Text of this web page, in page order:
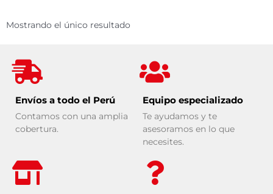
Mostrando el único resultado
Envíos a todo el Perú
Contamos con una amplia
cobertura.
Equipo especializado
Te ayudamos y te
asesoramos en lo que
necesites.